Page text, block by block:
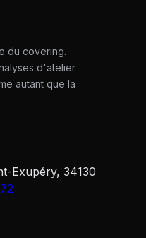
du covering.
d'atelier
autant que la
Exupéry, 34130